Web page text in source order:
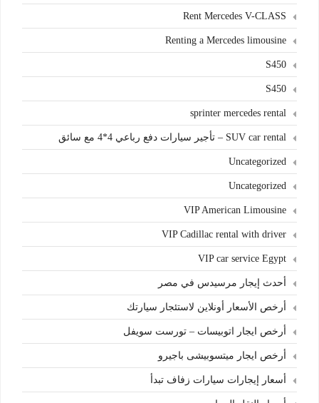
Rent Mercedes V-CLASS
Renting a Mercedes limousine
S450
S450
sprinter mercedes rental
SUV car rental – تأجير سيارات دفع رباعي 4*4 مع سائق
Uncategorized
Uncategorized
VIP American Limousine
VIP Cadillac rental with driver
VIP car service Egypt
أحدث إيجار مرسيدس في مصر
أرخص الأسعار أونلاين لاستئجار سيارتك
أرخص ايجار اتوبيسات – تورست سويفل
أرخص ايجار ميتسوبيشى باجيرو
أسعار إيجارات سيارات زفاف تبدأ